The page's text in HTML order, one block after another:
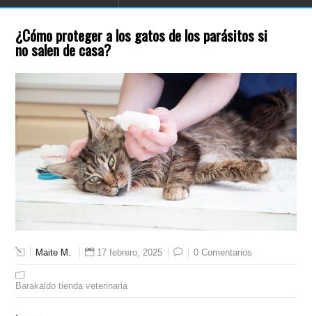
¿Cómo proteger a los gatos de los parásitos si
no salen de casa?
Maite M. 17 febrero, 2025 0 Comentarios
Barakaldo tienda veterinaria